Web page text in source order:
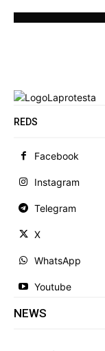
REDS
Facebook
Instagram
Telegram
X
WhatsApp
Youtube
NEWS